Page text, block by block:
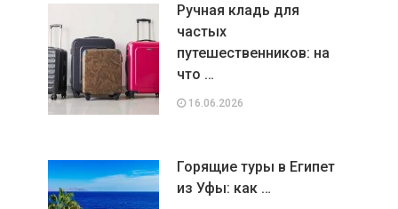
Ручная кладь для
частых
путешественников: на
что …
16.06.2026
Горящие туры в Египет
из Уфы: как …